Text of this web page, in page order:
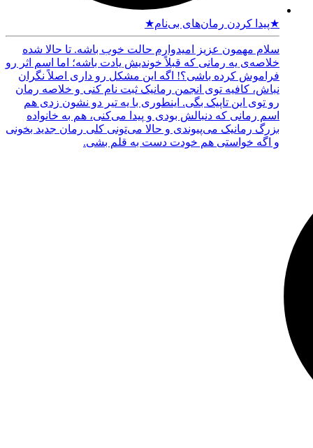
★پیدا کردن رمان‌های بی‌نام★
سلام مهمون عزیز امیدوارم حالت خوب باشه. تا حالا شده
خلاصه‌ی یه رمانی که قبلاً خوندیش یادت باشه؛ اما اسم اثر رو
فراموش کرده باشی؟! اگه این مشکل رو داری اصلاً نگران
نباش، کافیه توی انجمن رمانیک ثبت نام کنی و خلاصه رمان
رو توی این تاپیک بگی. اینطوری با یه تیر دو نشون زدی هم
اسم رمانی که دنبالش بودی و پیدا می‌کنی، هم به خانواده
بزرگ رمانیک می‌پیوندی و حالا می‌تونی کلی رمان جدید بخونی
و اگه خواستی هم خودت دست به قلم بشی.